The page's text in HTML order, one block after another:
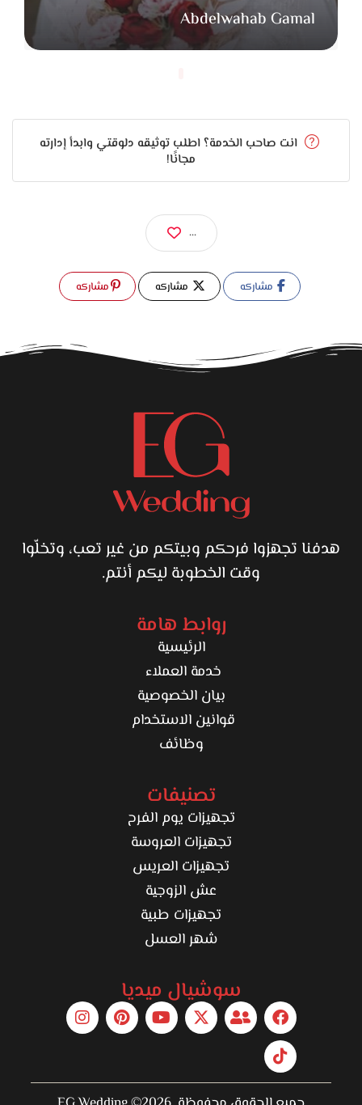
Abdelwahab Gamal
انت صاحب الخدمة؟ اطلب توثيقه دلوقتي وابدأ إدارته
مجانًا!
...
مشاركه مشاركه مشاركه
هدفنا تجهزوا فرحكم وبيتكم من غير تعب، وتخلّوا
وقت الخطوبة ليكم أنتم.
روابط هامة
الرئيسية
خدمة العملاء
بيان الخصوصية
قوانين الاستخدام
وظائف
تصنيفات
تجهيزات يوم الفرح
تجهيزات العروسة
تجهيزات العريس
عش الزوجية
تجهيزات طبية
شهر العسل
سوشيال ميديا